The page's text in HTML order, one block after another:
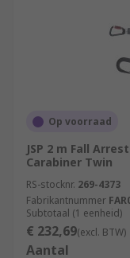
Op voorraad
JSP 2 m Fall
Carabiner Twin
RS-stocknr. 269-4373
Fabrikantnummer
Subtotaal (1 eenheid)
€ 232,69(excl. BTW)
Aantal